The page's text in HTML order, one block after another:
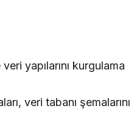
yapılarını kurgulama
veri tabanı şemalarını